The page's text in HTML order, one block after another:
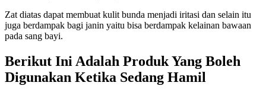
Zat diatas dapat membuat kulit bunda menjadi iritasi dan selain itu
juga berdampak bagi janin yaitu bisa berdampak kelainan bawaan
pada sang bayi.
Berikut Ini Adalah Produk Yang Boleh
Digunakan Ketika Sedang Hamil